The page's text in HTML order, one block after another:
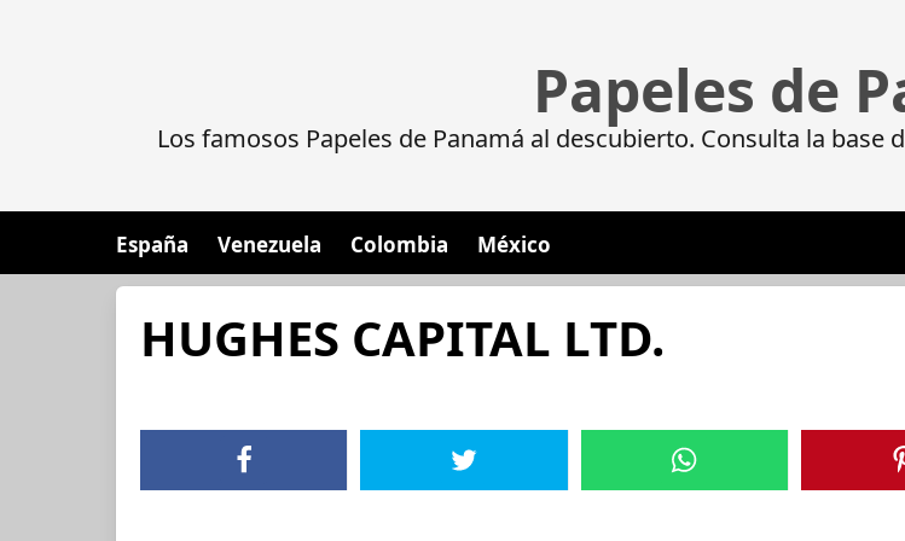
Papeles de
Los famosos Papeles de Panamá al descubierto. Consulta la
España Venezuela Colombia México
HUGHES CAPITAL LTD.